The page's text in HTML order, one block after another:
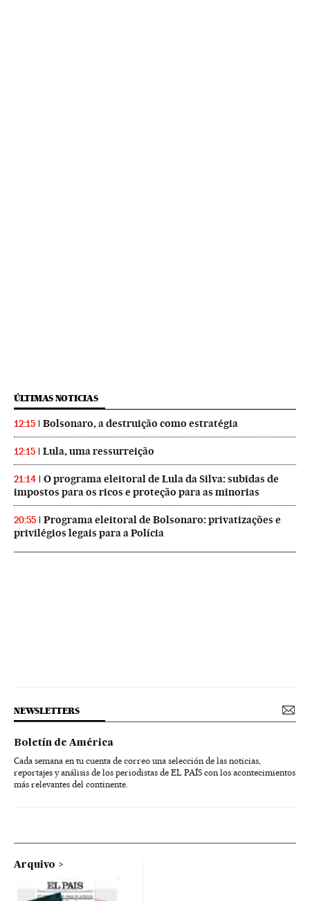
ÚLTIMAS NOTICIAS
12:15 Bolsonaro, a destruição como estratégia
12:15 Lula, uma ressurreição
21:14
O programa eleitoral de Lula da Silva: subidas de
impostos para os ricos e proteção para as minorias
20:55
Programa eleitoral de Bolsonaro: privatizações e
privilégios legais para a Polícia
NEWSLETTERS
Boletín de América
Cada semana en tu cuenta de correo una selección de las noticias,
reportajes y análisis de los periodistas de EL PAÍS con los acontecimientos
más relevantes del continente.
Arquivo